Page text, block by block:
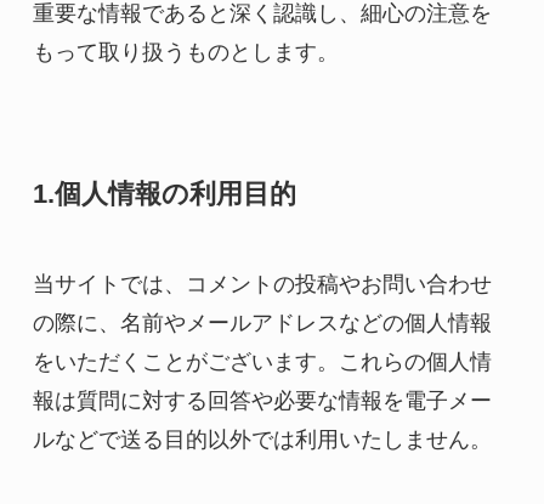
重要な情報であると深く認識し、細心の注意を
もって取り扱うものとします。
1.個人情報の利用目的
当サイトでは、コメントの投稿やお問い合わせ
の際に、名前やメールアドレスなどの個人情報
をいただくことがございます。これらの個人情
報は質問に対する回答や必要な情報を電子メー
ルなどで送る目的以外では利用いたしません。